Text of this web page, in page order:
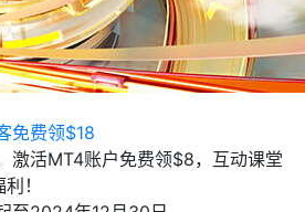
免费领$18
激活MT4账户免费领$8，互动课堂
！